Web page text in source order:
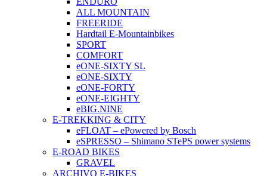
ALL MOUNTAIN
FREERIDE
Hardtail E-Mountainbikes
SPORT
COMFORT
eONE-SIXTY SL
eONE-SIXTY
eONE-FORTY
eONE-EIGHTY
eBIG.NINE
E-TREKKING & CITY
eFLOAT – ePowered by Bosch
eSPRESSO – Shimano STePS power systems
E-ROAD BIKES
GRAVEL
ARCHIVO E-BIKES